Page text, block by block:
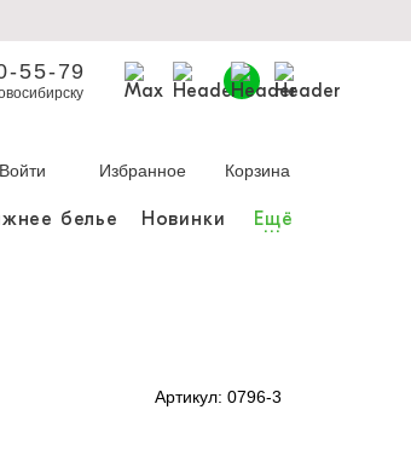
55-79
Войти
Избранное Корзина
белье Новинки Ещё
...
Артикул: 0796-3